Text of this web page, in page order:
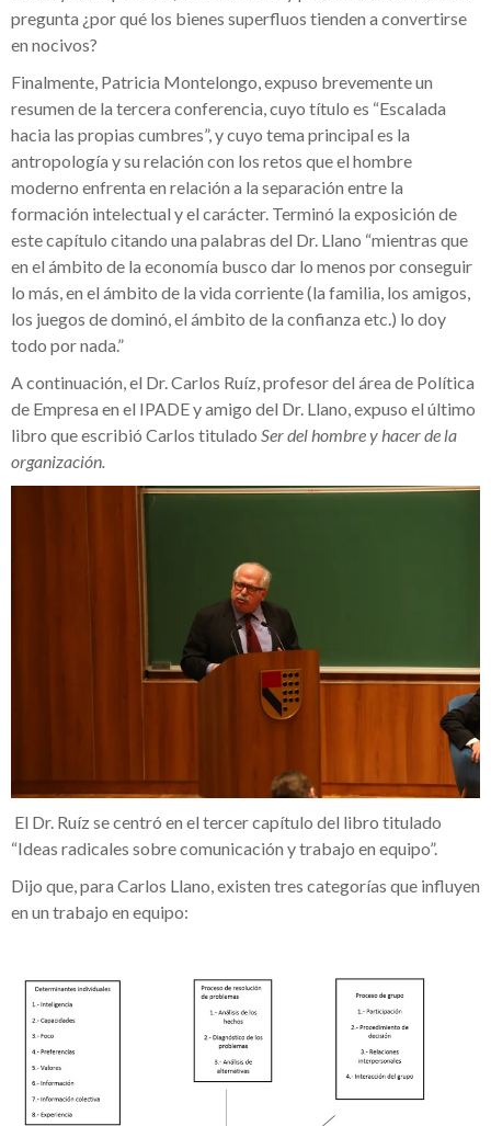
pregunta ¿por qué los bienes superfluos tienden a convertirse
en nocivos?
Finalmente, Patricia Montelongo, expuso brevemente un
resumen de la tercera conferencia, cuyo título es “Escalada
hacia las propias cumbres”, y cuyo tema principal es la
antropología y su relación con los retos que el hombre
moderno enfrenta en relación a la separación entre la
formación intelectual y el carácter. Terminó la exposición de
este capítulo citando una palabras del Dr. Llano “mientras que
en el ámbito de la economía busco dar lo menos por conseguir
lo más, en el ámbito de la vida corriente (la familia, los amigos,
los juegos de dominó, el ámbito de la confianza etc.) lo doy
todo por nada.”
A continuación, el Dr. Carlos Ruíz, profesor del área de Política
de Empresa en el IPADE y amigo del Dr. Llano, expuso el último
libro que escribió Carlos titulado Ser del hombre y hacer de la
organización.
El Dr. Ruíz se centró en el tercer capítulo del libro titulado
“Ideas radicales sobre comunicación y trabajo en equipo”.
Dijo que, para Carlos Llano, existen tres categorías que influyen
en un trabajo en equipo: